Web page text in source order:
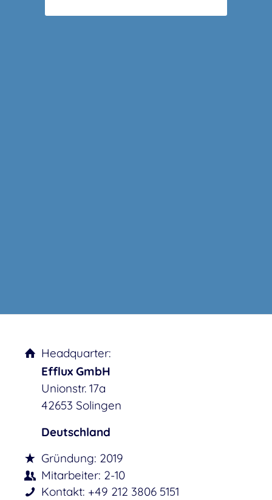
Headquarter:
Efflux GmbH
Unionstr. 17a
42653 Solingen
Deutschland
Gründung: 2019
Mitarbeiter: 2-10
Kontakt: +49 212 3806 5151